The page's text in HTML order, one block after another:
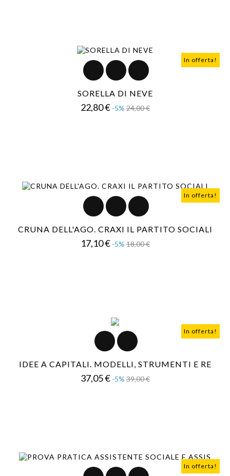
In offerta!
SORELLA DI NEVE
22,80 € Prezzo
-5% 24,00 €Prezzo
In offerta!
CRUNA DELL'AGO. CRAXI IL PARTITO SOCIALI
17,10 € Prezzo
-5% 18,00 €Prezzo
In offerta!
IDEE A CAPITALI. MODELLI, STRUMENTI E RE
37,05 € Prezzo
-5% 39,00 €Prezzo
In offerta!